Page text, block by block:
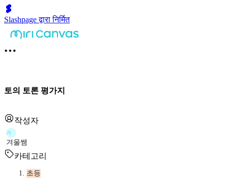
Slashpage द्वारा निर्मित
토의 토론 평가지
작성자
겨
겨울쌤
카테고리
초등